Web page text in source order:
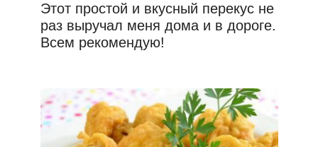
Этот простой и вкусный перекус не
раз выручал меня дома и в дороге.
Всем рекомендую!